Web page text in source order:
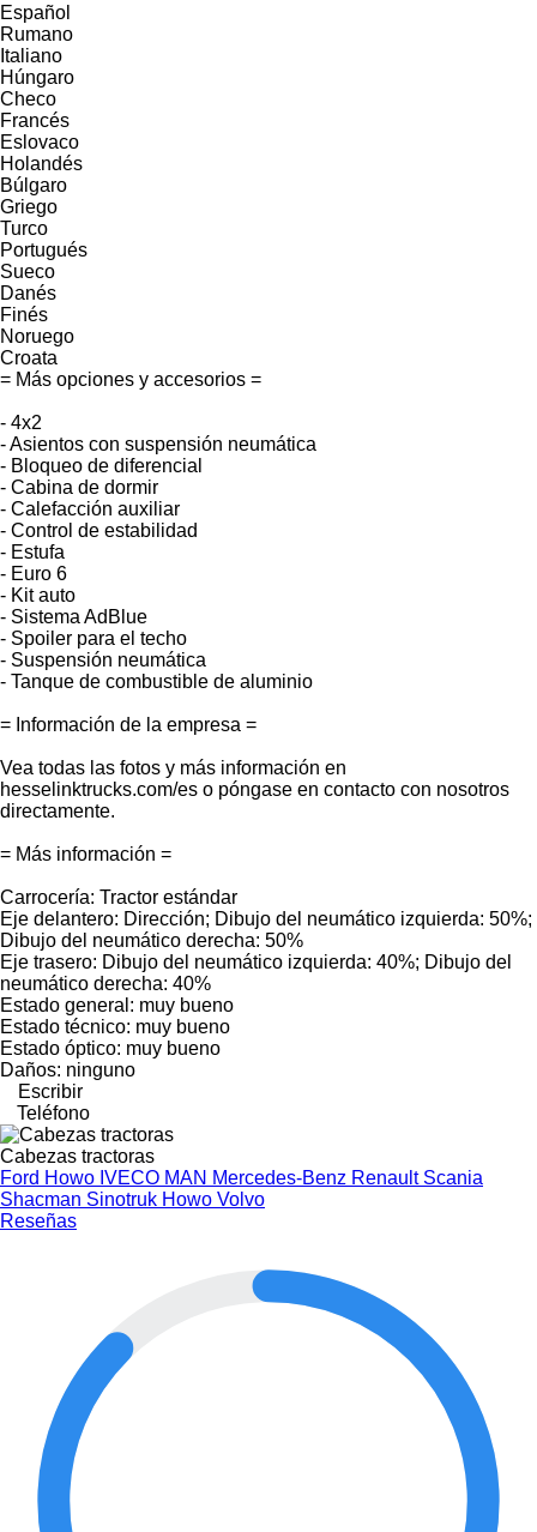
Español
Rumano
Italiano
Húngaro
Checo
Francés
Eslovaco
Holandés
Búlgaro
Griego
Turco
Portugués
Sueco
Danés
Finés
Noruego
Croata
= Más opciones y accesorios =
- 4x2
- Asientos con suspensión neumática
- Bloqueo de diferencial
- Cabina de dormir
- Calefacción auxiliar
- Control de estabilidad
- Estufa
- Euro 6
- Kit auto
- Sistema AdBlue
- Spoiler para el techo
- Suspensión neumática
- Tanque de combustible de aluminio
= Información de la empresa =
Vea todas las fotos y más información en
hesselinktrucks.com/es o póngase en contacto con nosotros
directamente.
= Más información =
Carrocería: Tractor estándar
Eje delantero: Dirección; Dibujo del neumático izquierda: 50%;
Dibujo del neumático derecha: 50%
Eje trasero: Dibujo del neumático izquierda: 40%; Dibujo del
neumático derecha: 40%
Estado general: muy bueno
Estado técnico: muy bueno
Estado óptico: muy bueno
Daños: ninguno
Escribir
Teléfono
Cabezas tractoras
Ford Howo IVECO MAN Mercedes-Benz Renault Scania
Shacman Sinotruk Howo Volvo
Reseñas